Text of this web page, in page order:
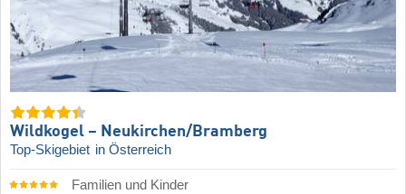
Wildkogel – Neukirchen/​Bramberg
Top-Skigebiet in Österreich
Familien und Kinder